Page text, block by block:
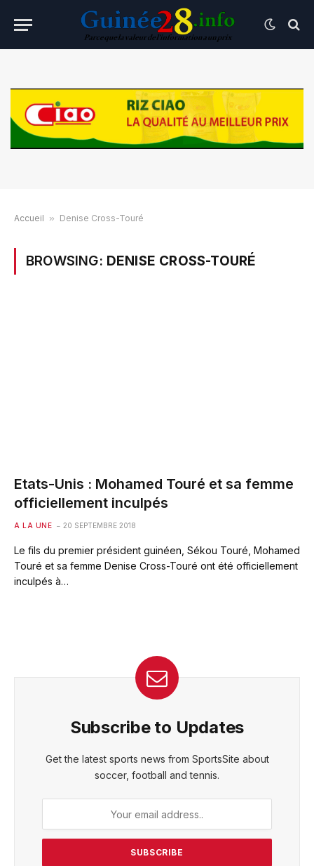
Accueil » Denise Cross-Touré
BROWSING: DENISE CROSS-TOURÉ
Etats-Unis : Mohamed Touré et sa femme
officiellement inculpés
A LA UNE 20 SEPTEMBRE 2018
Le fils du premier président guinéen, Sékou Touré, Mohamed
Touré et sa femme Denise Cross-Touré ont été officiellement
inculpés à…
Subscribe to Updates
Get the latest sports news from SportsSite about
soccer, football and tennis.